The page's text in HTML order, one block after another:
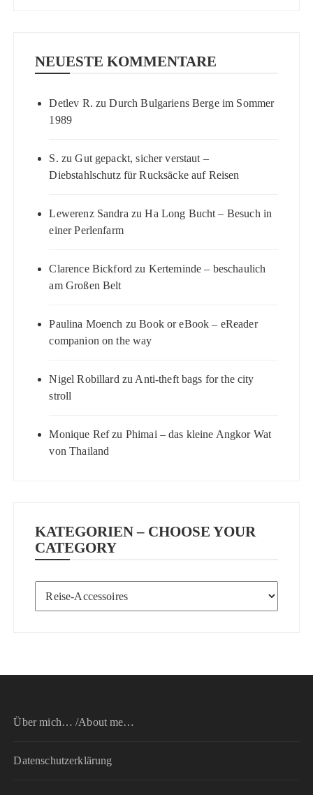
NEUESTE KOMMENTARE
Detlev R. zuDurch Bulgariens Berge im Sommer
1989
S. zuGut gepackt, sicher verstaut –
Diebstahlschutz für Rucksäcke auf Reisen
Lewerenz Sandra zuHa Long Bucht – Besuch in
einer Perlenfarm
Clarence Bickford zu Kerteminde – beschaulich
am Großen Belt
Paulina Moench zuBook or eBook – eReader
companion on the way
Nigel Robillard zu Anti-theft bags for the city
stroll
Monique Refzu Phimai – das kleine Angkor Wat
von Thailand
KATEGORIEN – CHOOSE YOUR
CATEGORY
Über mich… /About me…
Datenschutzerklärung